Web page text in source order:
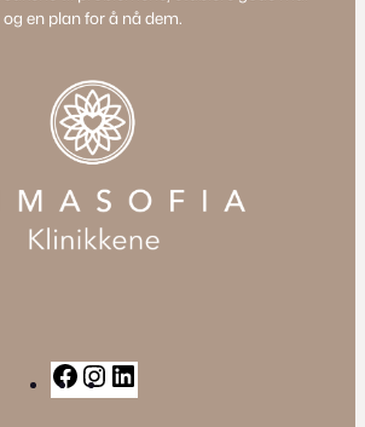
og en plan for å nå dem.
F
a
n
i